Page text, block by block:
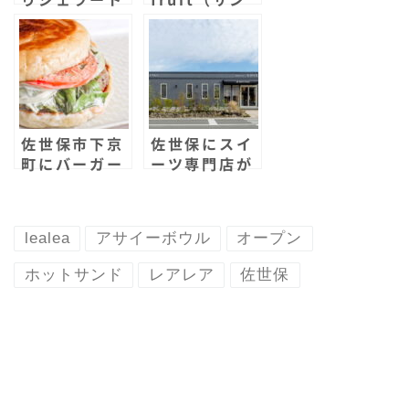
専門店Lofty
Marketがオ
ープンして
る！
フルーツ）が
ムージーとコ
ッペサンドの
店！
佐世保市下京
町にバーガー
ープンしまし
た！
佐世保にスイ
ーツ専門店が
ルトは僕の長
い取材歴の中
でもナンバー
lealea アサイーボウル オープン
ホットサンド レアレア 佐世保